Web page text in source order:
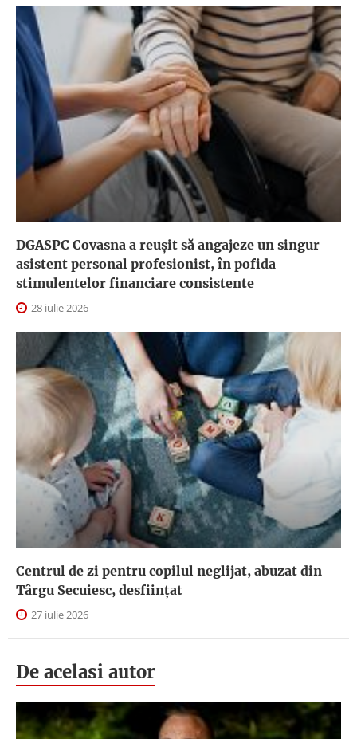
DGASPC Covasna a reuşit să angajeze un singur
asistent personal profesionist, în pofida
stimulentelor financiare consistente
28 iulie 2026
Centrul de zi pentru copilul neglijat, abuzat din
Târgu Secuiesc, desfiinţat
27 iulie 2026
De acelasi autor